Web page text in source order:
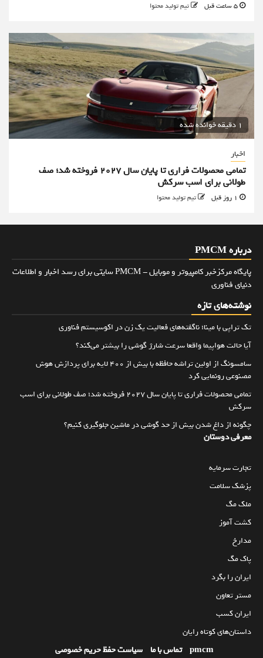
تیم تولید محتوا
1 دقیقه خوانده شده
اخبار
تمامی محصولات فراری تا پایان سال ۲۰۲۷ فروخته شد؛ صف
طولانی برای اسب سرکش
تیم تولید محتوا
درباره PMCM
پایگاه مرکزخبر کامپیوتر و موبایل - PMCM سایتی برای رسد اخبار و اطلاعات
دنیای فناوری
نوشته‌های تازه
تک تراپی با مینا؛ ناگفته‌های فعالیت یک زن در اکوسیستم فناوری
آیا حالت هواپیما واقعا سرعت شارژ گوشی را بیشتر می‌کند؟
سامسونگ از اولین تراشه حافظه با بیش از ۴۰۰ لایه برای پردازش هوش
مصنوعی رونمایی کرد
تمامی محصولات فراری تا پایان سال ۲۰۲۷ فروخته شد؛ صف طولانی برای اسب
سرکش
چگونه از داغ شدن بیش از حد گوشی در ماشین جلوگیری کنیم؟
معرفی دوستان
تجارت سرمایه
پزشک سلامت
ملک مگ
کشت آموز
مدارخ
پاک مگ
ایران را بگرد
مستر تعاون
ایران کسب
داستان‌های کوتاه رایان
pmcm تماس با ما سیاست حفظ حریم خصوصی